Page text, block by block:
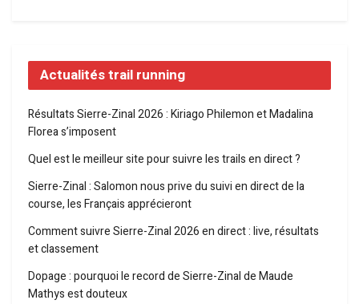
Actualités trail running
Résultats Sierre-Zinal 2026 : Kiriago Philemon et Madalina
Florea s’imposent
Quel est le meilleur site pour suivre les trails en direct ?
Sierre-Zinal : Salomon nous prive du suivi en direct de la
course, les Français apprécieront
Comment suivre Sierre-Zinal 2026 en direct : live, résultats
et classement
Dopage : pourquoi le record de Sierre-Zinal de Maude
Mathys est douteux